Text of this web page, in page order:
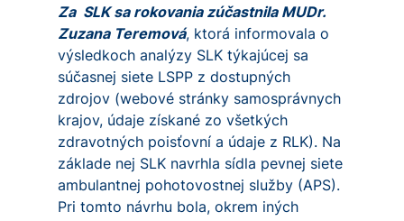
Za SLK sa rokovania zúčastnila MUDr.
Zuzana Teremová, ktorá informovala o
výsledkoch analýzy SLK týkajúcej sa
súčasnej siete LSPP z dostupných
zdrojov (webové stránky samosprávnych
krajov, údaje získané zo všetkých
zdravotných poisťovní a údaje z RLK). Na
základe nej SLK navrhla sídla pevnej siete
ambulantnej pohotovostnej služby (APS).
Pri tomto návrhu bola, okrem iných